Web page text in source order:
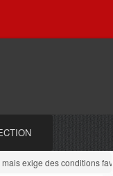
des conditions